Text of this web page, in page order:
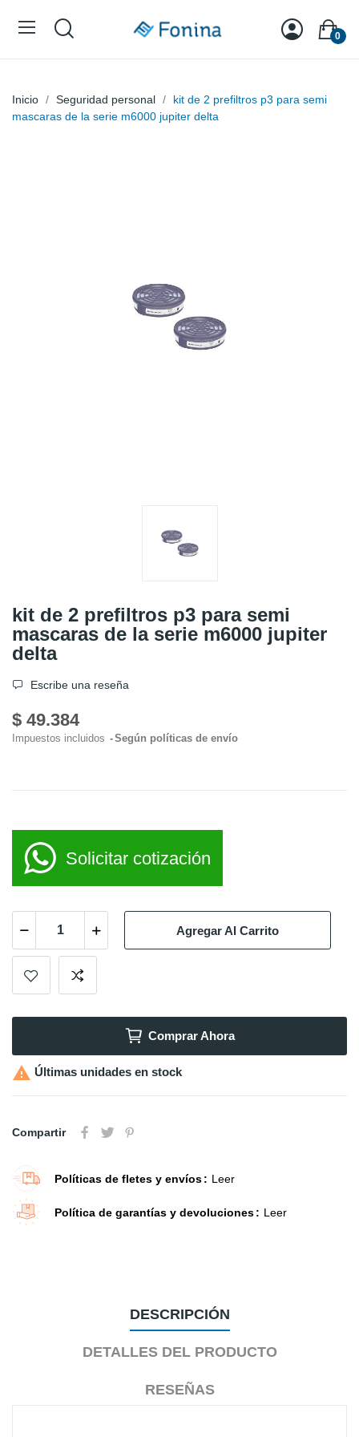
0
Inicio Seguridad personal
kit de 2 prefiltros p3 para semi
mascaras de la serie m6000 jupiter delta
kit de 2 prefiltros p3 para semi
mascaras de la serie m6000 jupiter
delta
Escribe una reseña
$ 49.384
Impuestos incluidos Según políticas de envío
Solicitar cotización
Agregar Al Carrito
Comprar Ahora
 Últimas unidades en stock
Compartir
Políticas de fletes y envíos Leer
Política de garantías y devoluciones Leer
DESCRIPCIÓN
DETALLES DEL PRODUCTO
RESEÑAS